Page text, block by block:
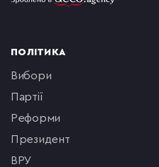
ПОЛІТИКА
вибори
партії
реформи
президент
ВРУ